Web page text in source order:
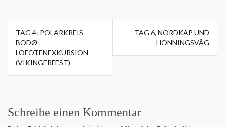
Beitragsnavigation
TAG 4: POLARKREIS –
BODØ –
LOFOTENEXKURSION
(VIKINGERFEST)
TAG 6, NORDKAP UND
HONNINGSVÅG
Schreibe einen Kommentar